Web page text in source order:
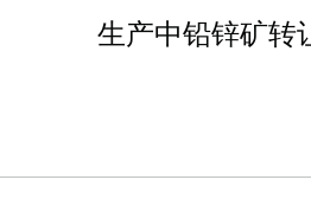
生产中铅锌矿转